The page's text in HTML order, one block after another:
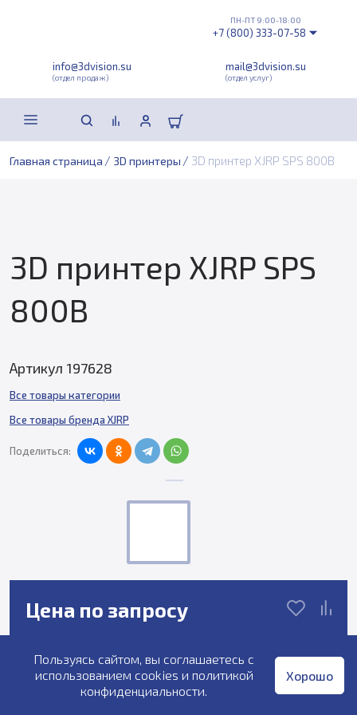
info@3dvision.su
(отдел продаж)
mail@3dvision.su
(отдел услуг)
ПН-ПТ 9:00-18:00
+7 (800) 333-07-58
Главная страница / 3D принтеры / 3D принтер XJRP SPS 800B
3D принтер XJRP SPS
800B
Артикул 197628
Все товары категории
Все товары бренда XJRP
Поделиться:
Цена по запросу
Под заказ
Пользуясь сайтом, вы соглашаетесь с
использованием cookies и политикой
конфиденциальности.
Хорошо